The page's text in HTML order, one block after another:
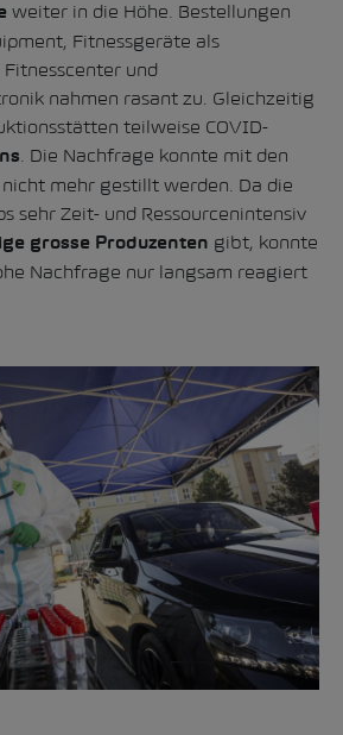
weiter in die Höhe. Bestellungen
Fitnessgeräte als
und
nahmen rasant zu. Gleichzeitig
teilweise COVID-
. Die Nachfrage konnte mit den
nicht mehr gestillt werden. Da die
sehr Zeit- und Ressourcenintensiv
grosse Produzenten gibt, konnte
Nachfrage nur langsam reagiert